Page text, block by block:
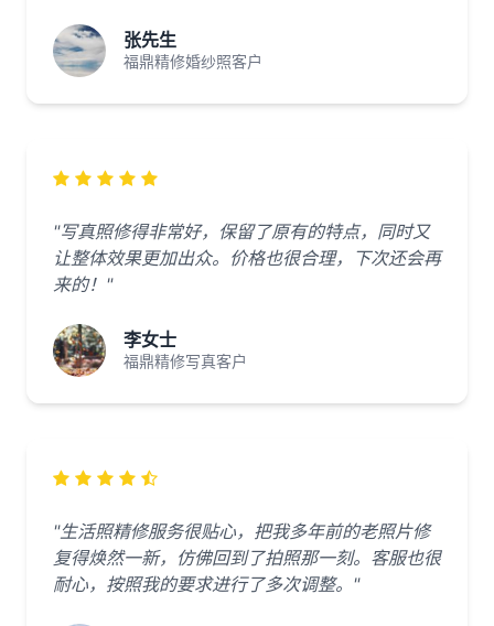
张先生
福鼎精修婚纱照客户
"写真照修得非常好，保留了原有的特点，同时又
让整体效果更加出众。价格也很合理，下次还会再
来的！"
李女士
福鼎精修写真客户
"生活照精修服务很贴心，把我多年前的老照片修
复得焕然一新，仿佛回到了拍照那一刻。客服也很
耐心，按照我的要求进行了多次调整。"